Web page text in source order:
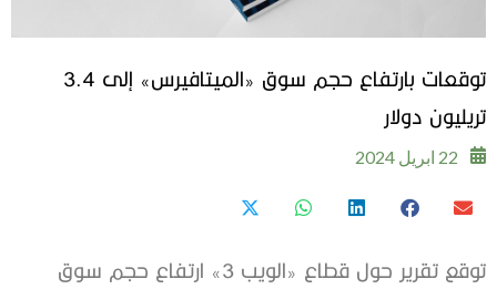
توقعات بارتفاع حجم سوق «الميتافيرس» إلى 3.4
تريليون دولار
22 ابريل 2024
توقع تقرير حول قطاع «الويب 3» ارتفاع حجم سوق